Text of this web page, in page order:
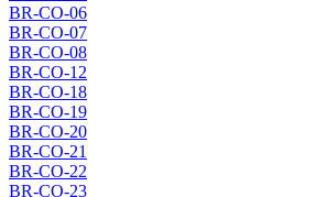
BR-CO-06
BR-CO-07
BR-CO-08
BR-CO-12
BR-CO-18
BR-CO-19
BR-CO-20
BR-CO-21
BR-CO-22
BR-CO-23